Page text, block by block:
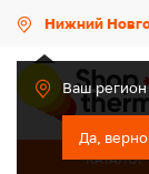
Нижний
Ваш
Да, верно
КАТАЛОГ